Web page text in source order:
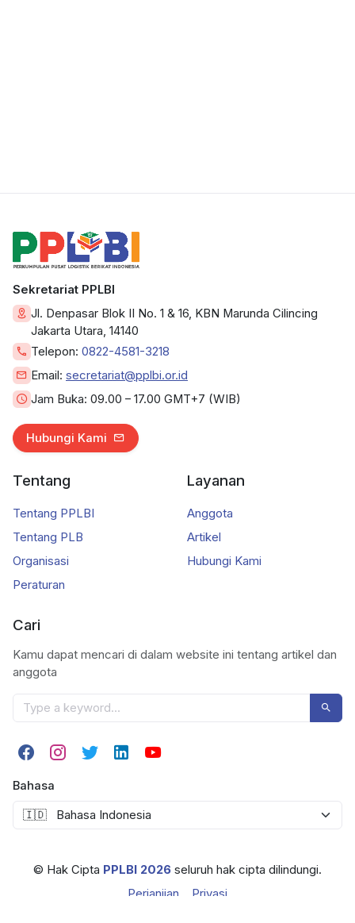
Sekretariat PPLBI
Jl. Denpasar Blok II No. 1 & 16, KBN Marunda Cilincing
Jakarta Utara, 14140
Telepon: 0822-4581-3218
Email: secretariat@pplbi.or.id
Jam Buka: 09.00 – 17.00 GMT+7 (WIB)
Hubungi Kami
Tentang
Tentang PPLBI
Tentang PLB
Organisasi
Peraturan
Layanan
Anggota
Artikel
Hubungi Kami
Cari
Kamu dapat mencari di dalam website ini tentang artikel dan
anggota
Bahasa
© Hak Cipta PPLBI 2026 seluruh hak cipta dilindungi.
Perjanjian
Privasi